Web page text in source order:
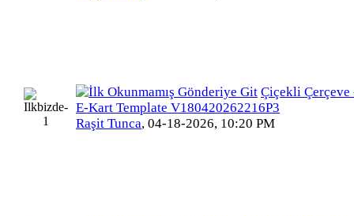
Çiçekli Çerçeve
E-Kart Template V180420262216P3
Raşit Tunca, 04-18-2026, 10:20 PM